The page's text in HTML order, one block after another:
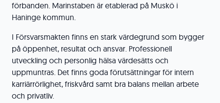
förbanden. Marinstaben är etablerad på Muskö i
Haninge kommun.
I Försvarsmakten finns en stark värdegrund som bygger
på öppenhet, resultat och ansvar. Professionell
utveckling och personlig hälsa värdesätts och
uppmuntras. Det finns goda förutsättningar för intern
karriärrörlighet, friskvård samt bra balans mellan arbete
och privatliv.